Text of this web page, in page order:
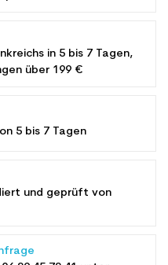
in 5 bis 7 Tagen,
über 199 €
5 bis 7 Tagen
und geprüft von